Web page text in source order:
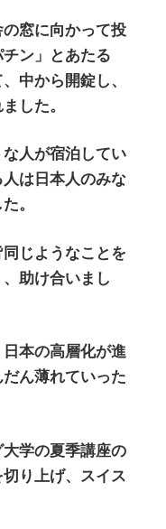
窓に向かって投
ン」とあたる
中から開錠し、
した。
人が宿泊してい
は日本人のみな
。
じようなことを
助け合いまし
本の高層化が進
ん薄れていった
学の夏季講座の
り上げ、スイス